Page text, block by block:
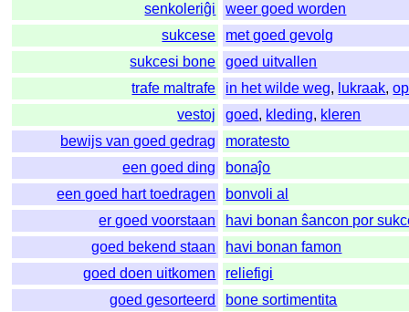
senkoleriĝi
weer goed worden
sukcese
met goed gevolg
sukcesi bone
goed uitvallen
trafe maltrafe
in het wilde weg, lukraak,
vestoj
goed, kleding, kleren
bewijs van goed gedrag
moratesto
een goed ding
bonaĵo
een goed hart toedragen
bonvoli al
er goed voorstaan
havi bonan ŝancon por
goed bekend staan
havi bonan famon
goed doen uitkomen
reliefigi
goed gesorteerd
bone sortimentita